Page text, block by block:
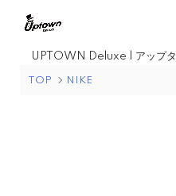
UPTOWN Deluxe | アップタ
TOP NIKE